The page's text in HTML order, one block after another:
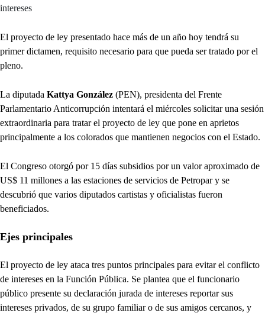
intereses
El proyecto de ley presentado hace más de un año hoy tendrá su
primer dictamen, requisito necesario para que pueda ser tratado por el
pleno.
La diputada Kattya González (PEN), presidenta del Frente
Parlamentario Anticorrupción intentará el miércoles solicitar una sesión
extraordinaria para tratar el proyecto de ley que pone en aprietos
principalmente a los colorados que mantienen negocios con el Estado.
El Congreso otorgó por 15 días subsidios por un valor aproximado de
US$ 11 millones a las estaciones de servicios de Petropar y se
descubrió que varios diputados cartistas y oficialistas fueron
beneficiados.
Ejes principales
El proyecto de ley ataca tres puntos principales para evitar el conflicto
de intereses en la Función Pública. Se plantea que el funcionario
público presente su declaración jurada de intereses reportar sus
intereses privados, de su grupo familiar o de sus amigos cercanos, y